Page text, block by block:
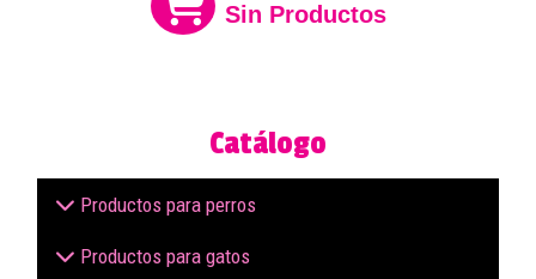
Sin Productos
Catálogo
Productos para perros
Productos para gatos